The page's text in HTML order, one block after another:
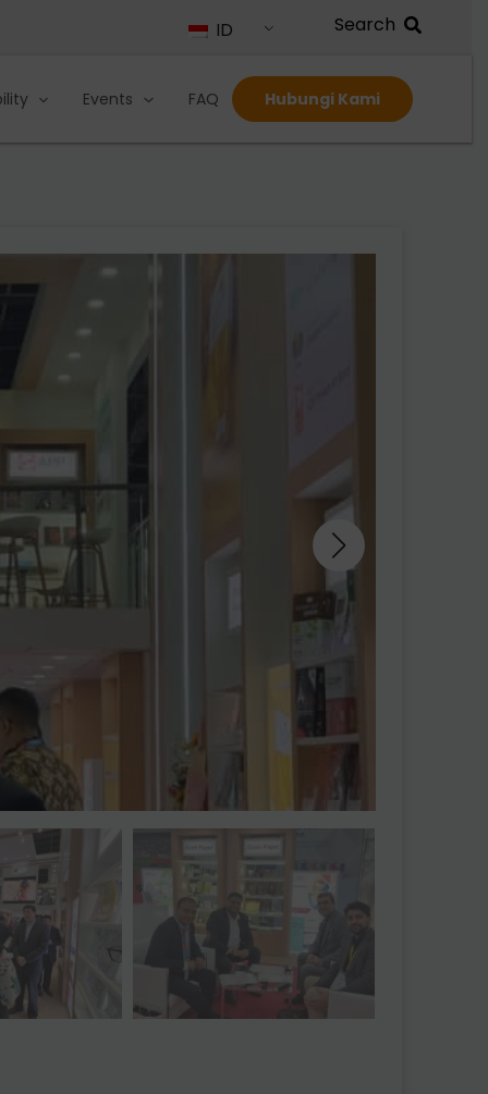
ID
Events FAQ Hubungi Kami